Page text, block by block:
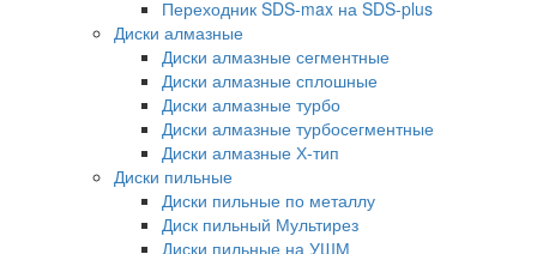
Переходник SDS-max на SDS-plus
Диски алмазные
Диски алмазные сегментные
Диски алмазные сплошные
Диски алмазные турбо
Диски алмазные турбосегментные
Диски алмазные Х-тип
Диски пильные
Диски пильные по металлу
Диск пильный Мультирез
Диски пильные на УШМ